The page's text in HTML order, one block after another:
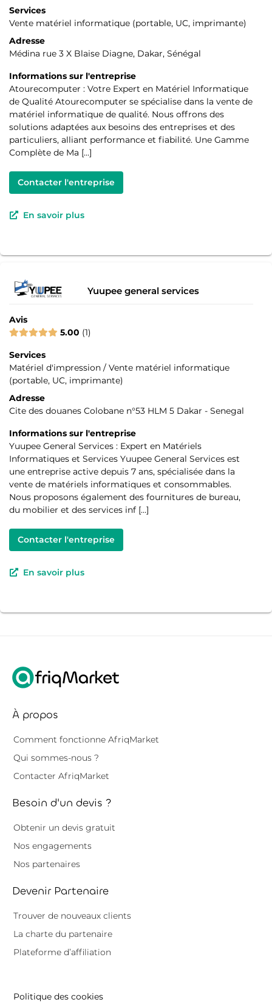
Services
Vente matériel informatique (portable, UC, imprimante)
Adresse
Médina rue 3 X Blaise Diagne, Dakar, Sénégal
Informations sur l'entreprise
Atourecomputer : Votre Expert en Matériel Informatique
de Qualité Atourecomputer se spécialise dans la vente de
matériel informatique de qualité. Nous offrons des
solutions adaptées aux besoins des entreprises et des
particuliers, alliant performance et fiabilité. Une Gamme
Complète de Ma […]
Contacter l'entreprise
En savoir plus
Yuupee general services
Avis
5.00 1
Services
Matériel d'impression / Vente matériel informatique
(portable, UC, imprimante)
Adresse
Cite des douanes Colobane n°53 HLM 5 Dakar - Senegal
Informations sur l'entreprise
Yuupee General Services : Expert en Matériels
Informatiques et Services Yuupee General Services est
une entreprise active depuis 7 ans, spécialisée dans la
vente de matériels informatiques et consommables.
Nous proposons également des fournitures de bureau,
du mobilier et des services inf […]
Contacter l'entreprise
En savoir plus
À propos
Comment fonctionne AfriqMarket
Qui sommes-nous ?
Contacter AfriqMarket
Besoin d'un devis ?
Obtenir un devis gratuit
Nos engagements
Nos partenaires
Devenir Partenaire
Trouver de nouveaux clients
La charte du partenaire
Plateforme d’affiliation
Politique des cookies